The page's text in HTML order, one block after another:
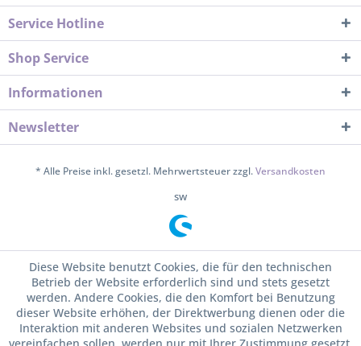
Service Hotline
Shop Service
Informationen
Newsletter
* Alle Preise inkl. gesetzl. Mehrwertsteuer zzgl.Versandkosten
sw
Diese Website benutzt Cookies, die für den technischen
Betrieb der Website erforderlich sind und stets gesetzt
werden. Andere Cookies, die den Komfort bei Benutzung
dieser Website erhöhen, der Direktwerbung dienen oder die
Interaktion mit anderen Websites und sozialen Netzwerken